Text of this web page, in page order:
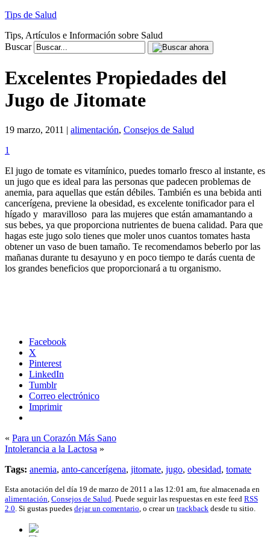
Tips de Salud
Tips, Artículos e Información sobre Salud
Buscar
Excelentes Propiedades del
Jugo de Jitomate
19 marzo, 2011 | alimentación, Consejos de Salud
1
El jugo de tomate es vitamínico, puedes tomarlo fresco al instante, es
un jugo que es ideal para las personas que padecen problemas de
anemia, para aquellas que están débiles. También es una bebida anti
cancerígena, previene la obesidad, es excelente tonificador para el
hígado y maravilloso para las mujeres que están amamantando a
sus bebes, ya que proporciona nutrientes de buena calidad. Para que
hagas este jugo solo tienes que moler unos cuantos tomates hasta
obtener un vaso de buen tamaño. Te recomendamos beberlo por las
mañanas durante tu desayuno y en poco tiempo te darás cuenta de
los grandes beneficios que proporcionará a tu organismo.
Facebook
X
Pinterest
LinkedIn
Tumblr
Correo electrónico
Imprimir
« Para un Corazón Más Sano
Intolerancia a la Lactosa »
Tags: anemia, anto-cancerígena, jitomate, jugo, obesidad, tomate
Esta anotación del día 19 de marzo de 2011 a las 12:01 am, fue almacenada en
alimentación Consejos de Salud . Puede seguir las respuestas en este feed RSS
2.0 . Si gustas puedes dejar un comentario , o crear un trackback desde tu sitio.